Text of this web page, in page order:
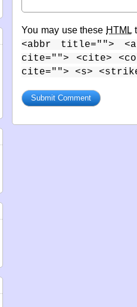
You may use these HTML
<abbr title="">
cite=""> <cite>
cite=""> <s>